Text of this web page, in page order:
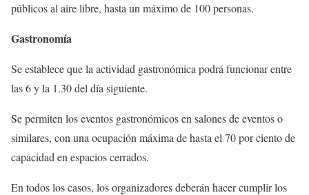
públicos al aire libre, hasta un máximo de 100 personas.
Gastronomía
Se establece que la actividad gastronómica podrá funcionar entre
las 6 y la 1.30 del día siguiente.
Se permiten los eventos gastronómicos en salones de eventos o
similares, con una ocupación máxima de hasta el 70 por ciento de
capacidad en espacios cerrados.
En todos los casos, los organizadores deberán hacer cumplir los